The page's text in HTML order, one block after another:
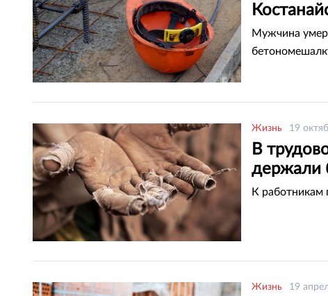
Мужчина умер
Жизнь 19
В
держали
К работникам
Жизнь 19